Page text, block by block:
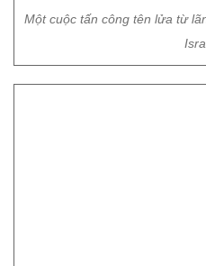
Một cuộc tấn công tên lửa từ